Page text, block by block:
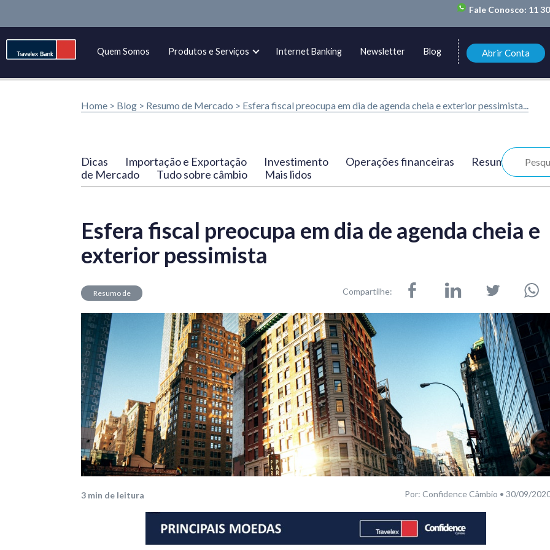
Fale Conosco: 11
Quem Somos Produtos e Serviços Internet Banking Newsletter Blog Abrir Conta
Home > Blog > Resumo de Mercado > Esfera fiscal preocupa em dia de agenda cheia e exterior pessimista...
Dicas Importação e Exportação Investimento Operações financeiras
Resumo
de Mercado
Tudo sobre câmbio Mais lidos
Esfera fiscal preocupa em dia de agenda cheia e
exterior pessimista
Resumo de
Compartilhe:
3 min de leitura Por: Confidence Câmbio • 30/09/